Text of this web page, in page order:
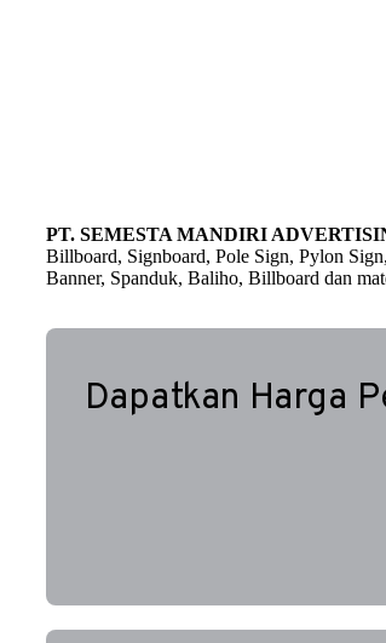
PT. SEMESTA MANDIRI
Billboard, Signboard, Pole Sign, Pylon
Banner, Spanduk, Baliho, Billboard dan
Dapatkan Harga